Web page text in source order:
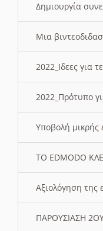
Δημιουργία
Μια
2022_Ιδεες για
2022_Πρότυπο
Υποβολή μικρής
ΤΟ EDMODO
Αξιολόγηση
ΠΑΡΟΥΣΙΑΣΗ